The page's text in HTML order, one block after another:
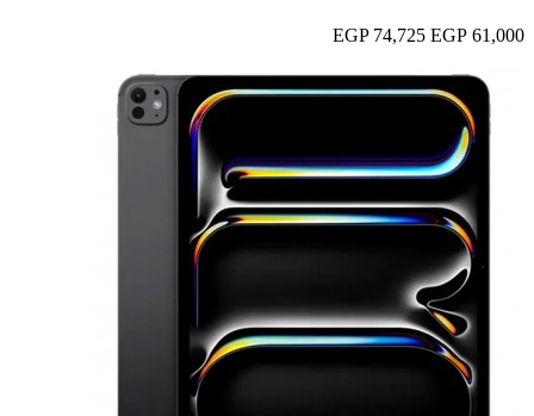
61,000 EGP
74,725 EGP